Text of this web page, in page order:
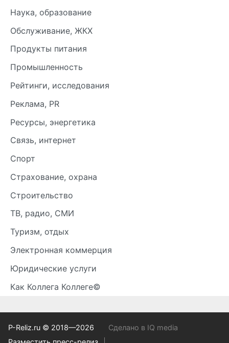
Наука, образование
Обслуживание, ЖКХ
Продукты питания
Промышленность
Рейтинги, исследования
Реклама, PR
Ресурсы, энергетика
Связь, интернет
Спорт
Страхование, охрана
Строительство
ТВ, радио, СМИ
Туризм, отдых
Электронная коммерция
Юридические услуги
Как Коллега Коллеге©
P-Reliz.ru © 2018—2026
Сделано в IQ media